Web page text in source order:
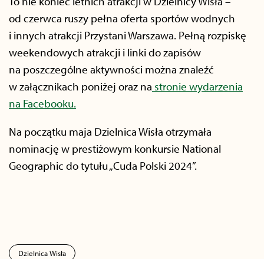
od czerwca ruszy pełna oferta sportów wodnych
i innych atrakcji Przystani Warszawa. Pełną rozpiskę
weekendowych atrakcji i linki do zapisów
na poszczególne aktywności można znaleźć
w załącznikach poniżej oraz na stronie wydarzenia
na Facebooku.
Na początku maja Dzielnica Wisła otrzymała
nominację w prestiżowym konkursie National
Geographic do tytułu „Cuda Polski 2024”.
Dzielnica Wisła